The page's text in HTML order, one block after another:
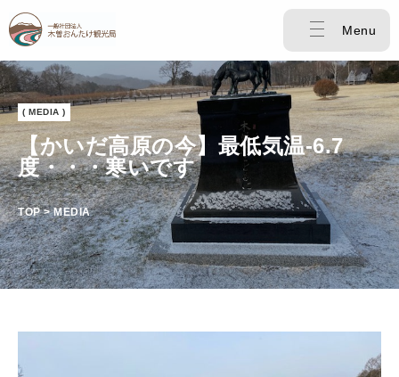
Menu
( MEDIA )
【かいだ高原の今】最低気温-6.7
度・・・寒いです
TOP > MEDIA